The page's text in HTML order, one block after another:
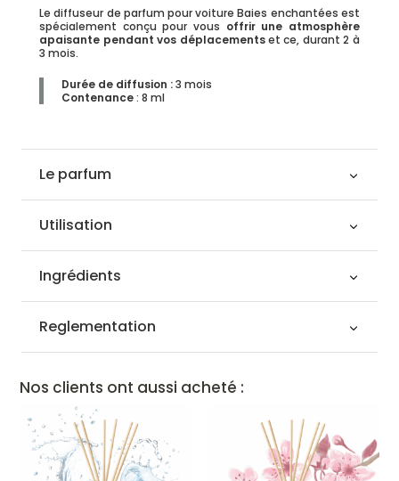
Le diffuseur de parfum pour voiture Baies enchantées est
spécialement conçu pour vous offrir une atmosphère
apaisante pendant vos déplacementset ce, durant 2 à
3 mois.
Durée de diffusion :3 mois
Contenance: 8 ml
Le parfum
Utilisation
Ingrédients
Reglementation
Nos clients ont aussi acheté :